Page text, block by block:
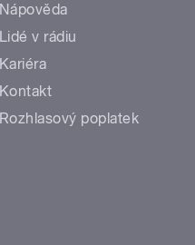
Nápověda
Lidé v rádiu
Kariéra
Kontakt
Rozhlasový poplatek